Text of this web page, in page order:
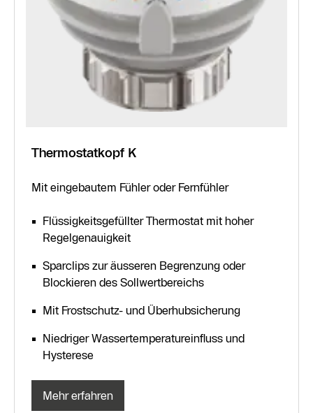
Thermostatkopf K
Mit eingebautem Fühler oder Fernfühler
Flüssigkeitsgefüllter Thermostat mit hoher
Regelgenauigkeit
Sparclips zur äusseren Begrenzung oder
Blockieren des Sollwertbereichs
Mit Frostschutz- und Überhubsicherung
Niedriger Wassertemperatureinfluss und
Hysterese
Mehr erfahren